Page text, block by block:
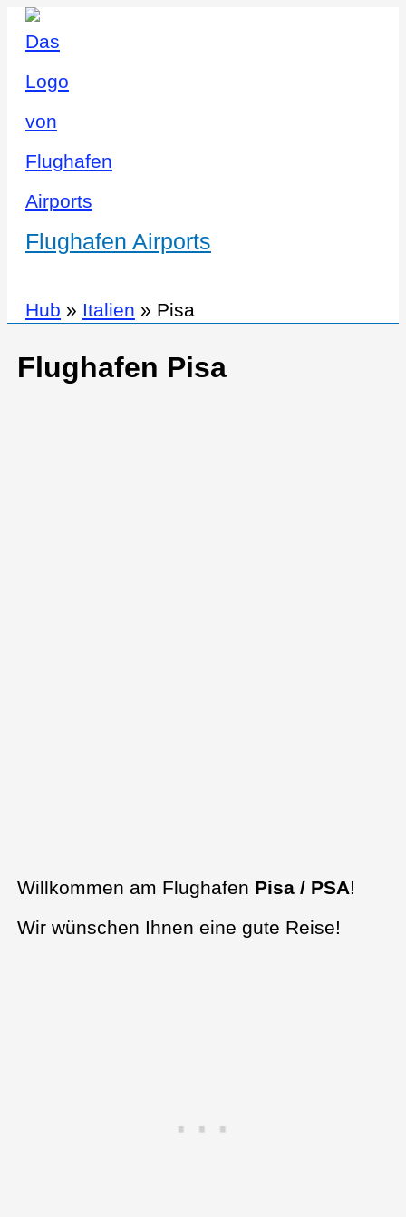
Flughafen Airports
Hub » Italien » Pisa
Flughafen Pisa
Willkommen am Flughafen Pisa / PSA!
Wir wünschen Ihnen eine gute Reise!